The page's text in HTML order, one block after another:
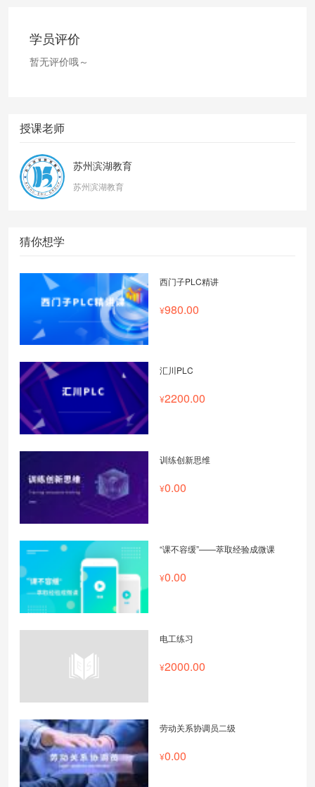
学员评价
暂无评价哦～
授课老师
苏州滨湖教育
苏州滨湖教育
猜你想学
西门子PLC精讲
980.00
汇川PLC
2200.00
训练创新思维
0.00
“课不容缓”——萃取经验成微课
0.00
电工练习
2000.00
劳动关系协调员二级
0.00